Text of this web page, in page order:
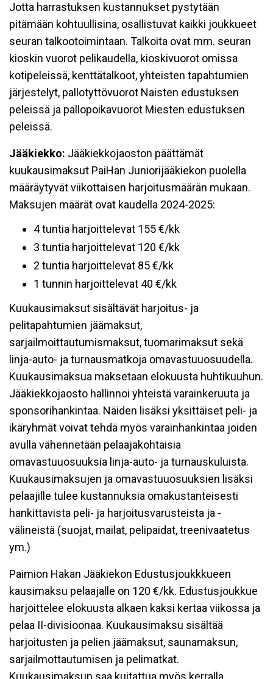
Jotta harrastuksen kustannukset pystytään
pitämään kohtuullisina, osallistuvat kaikki joukkueet
seuran talkootoimintaan. Talkoita ovat mm. seuran
kioskin vuorot pelikaudella, kioskivuorot omissa
kotipeleissä, kenttätalkoot, yhteisten tapahtumien
järjestelyt, pallotyttövuorot Naisten edustuksen
peleissä ja pallopoikavuorot Miesten edustuksen
peleissä.
Jääkiekko: Jääkiekkojaoston päättämät
kuukausimaksut PaiHan Juniorijääkiekon puolella
määräytyvät viikottaisen harjoitusmäärän mukaan.
Maksujen määrät ovat kaudella 2024-2025:
4 tuntia harjoittelevat 155 €/kk
3 tuntia harjoittelevat 120 €/kk
2 tuntia harjoittelevat 85 €/kk
1 tunnin harjoittelevat 40 €/kk
Kuukausimaksut sisältävät harjoitus- ja
pelitapahtumien jäämaksut,
sarjailmoittautumismaksut, tuomarimaksut sekä
linja-auto- ja turnausmatkoja omavastuuosuudella.
Kuukausimaksua maksetaan elokuusta huhtikuuhun.
Jääkiekkojaosto hallinnoi yhteistä varainkeruuta ja
sponsorihankintaa. Näiden lisäksi yksittäiset peli- ja
ikäryhmät voivat tehdä myös varainhankintaa joiden
avulla vähennetään pelaajakohtaisia
omavastuuosuuksia linja-auto- ja turnauskuluista.
Kuukausimaksujen ja omavastuuosuuksien lisäksi
pelaajille tulee kustannuksia omakustanteisesti
hankittavista peli- ja harjoitusvarusteista ja -
välineistä (suojat, mailat, pelipaidat, treenivaatetus
ym.)
Paimion Hakan Jääkiekon Edustusjoukkkueen
kausimaksu pelaajalle on 120 €/kk. Edustusjoukkue
harjoittelee elokuusta alkaen kaksi kertaa viikossa ja
pelaa II-divisioonaa. Kuukausimaksu sisältää
harjoitusten ja pelien jäämaksut, saunamaksun,
sarjailmottautumisen ja pelimatkat.
Kuukausimaksun saa kuitattua myös kerralla